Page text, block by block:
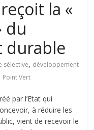
la «
du
durable
sélective, développement
Point Vert
par l’Etat qui
à réduire les
vient de recevoir le